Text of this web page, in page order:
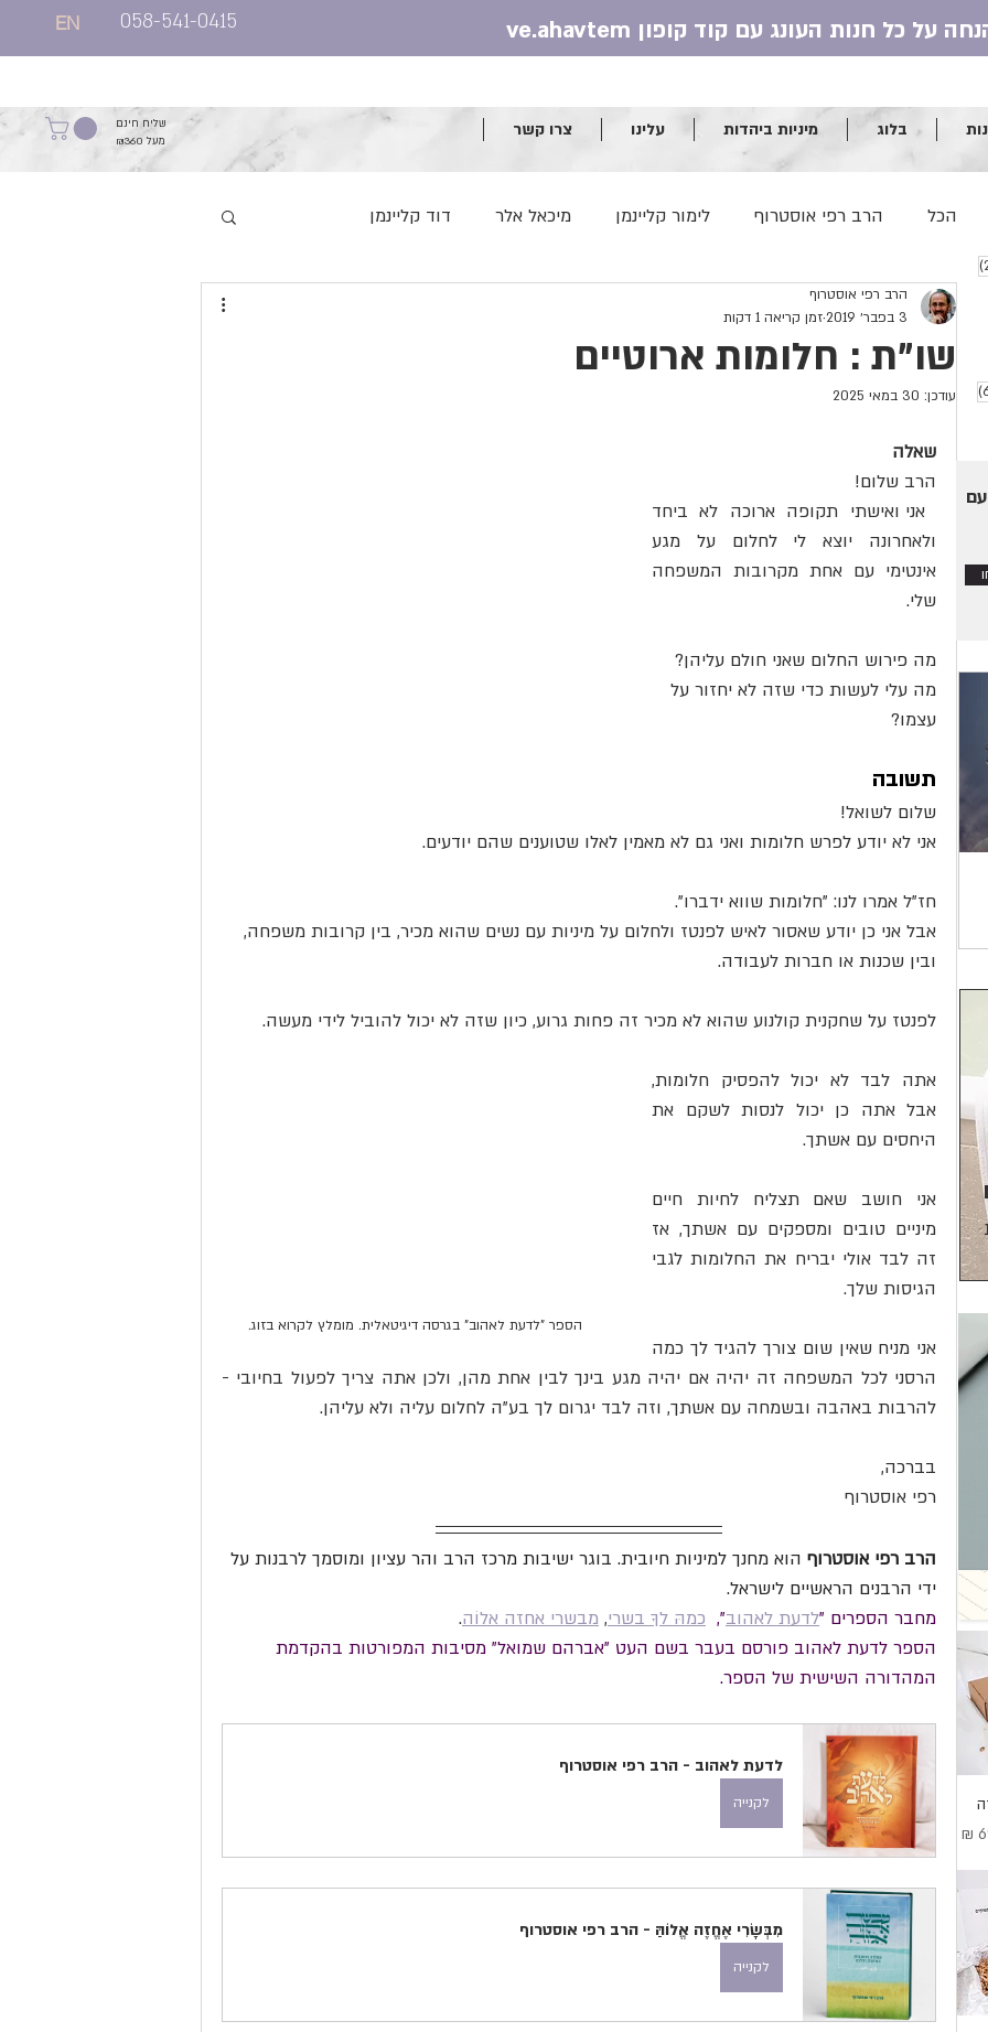
EN 058-541-0415
שליח חינם
מעל ₪360
בלוג מיניות ביהדות עלינו צרו קשר
הכל הרב רפי אוסטרוף לימור קליינמן מיכאל אלר דוד קליינמן
שולמית מור
הרב יצחק רונס
הרב שראל רוזנבלט
דבורה מלכה נתנאל בכור
שו"ת : חלומות ארוטיים
הרב רפי אוסטרוף
3 בפבר׳ 2019
זמן קריאה 1 דקות
עודכן: 30 במאי 2025
שאלה
הרב שלום!
שלי.
מה פירוש החלום שאני חולם עליהן?
מה עלי לעשות כדי שזה לא יחזור על
עצמו?
תשובה
שלום לשואל!
אני לא יודע לפרש חלומות ואני גם לא מאמין לאלו שטוענים שהם יודעים.
חז"ל אמרו לנו: "חלומות שווא ידברו".
אבל אני כן יודע שאסור לאיש לפנטז ולחלום על מיניות עם נשים שהוא מכיר, בין קרובות משפחה,
ובין שכנות או חברות לעבודה.
לפנטז על שחקנית קולנוע שהוא לא מכיר זה פחות גרוע, כיון שזה לא יכול להוביל לידי מעשה.
הספר "לדעת לאהוב" בגרסה דיגיטאלית. מומלץ לקרוא בזוג.
היחסים עם אשתך.
הגיסות שלך.
להרבות באהבה ובשמחה עם אשתך, וזה לבד יגרום לך בע"ה לחלום עליה ולא עליהן.
בברכה,
רפי אוסטרוף
הרב רפי אוסטרוף הוא מחנך למיניות חיובית. בוגר ישיבות מרכז הרב והר עציון ומוסמך לרבנות על
ידי הרבנים הראשיים לישראל.
מחבר הספרים "לדעת לאהוב", כמהּ לךָ בשרי, מבשרי אחזה אלוֹה.
הספר לדעת לאהוב פורסם בעבר בשם העט "אברהם שמואל" מסיבות המפורטות בהקדמת
המהדורה השישית של הספר.
לדעת לאהוב - הרב רפי אוסטרוף
לקנייה
מִבְּשָׂרִי אֶחֱזֶה אֱלוֹהַּ - הרב רפי אוסטרוף
לקנייה
25 פוסטים
6 פוסטים